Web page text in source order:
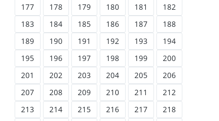
177
178 179 180 181
182
183
184 185 186 187
188
189
190 191 192 193
194
195
196 197 198 199
200
201
202 203 204 205
206
207
208 209 210 211
212
213
214 215 216 217
218